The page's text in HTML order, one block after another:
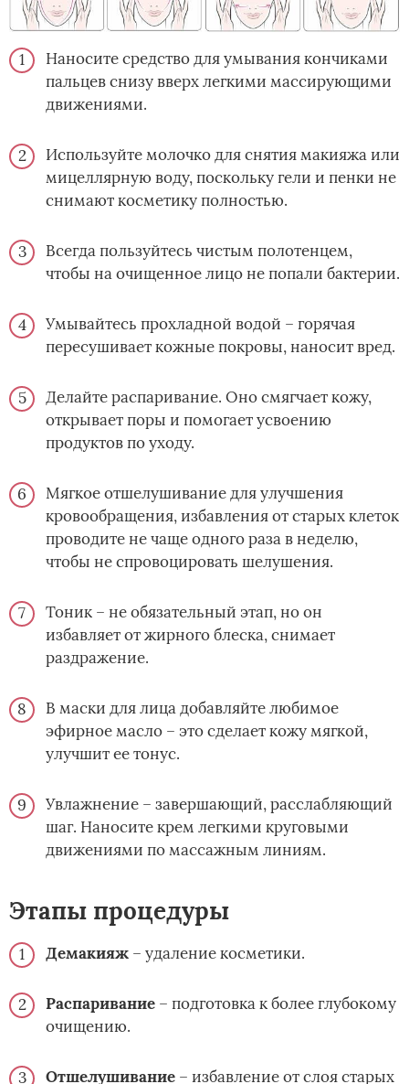
Наносите средство для умывания кончиками
пальцев снизу вверх легкими массирующими
движениями.
Используйте молочко для снятия макияжа или
мицеллярную воду, поскольку гели и пенки не
снимают косметику полностью.
Всегда пользуйтесь чистым полотенцем,
чтобы на очищенное лицо не попали бактерии.
Умывайтесь прохладной водой – горячая
пересушивает кожные покровы, наносит вред.
Делайте распаривание. Оно смягчает кожу,
открывает поры и помогает усвоению
продуктов по уходу.
Мягкое отшелушивание для улучшения
кровообращения, избавления от старых клеток
проводите не чаще одного раза в неделю,
чтобы не спровоцировать шелушения.
Тоник – не обязательный этап, но он
избавляет от жирного блеска, снимает
раздражение.
В маски для лица добавляйте любимое
эфирное масло – это сделает кожу мягкой,
улучшит ее тонус.
Увлажнение – завершающий, расслабляющий
шаг. Наносите крем легкими круговыми
движениями по массажным линиям.
Этапы процедуры
Демакияж – удаление косметики.
Распаривание – подготовка к более глубокому
очищению.
Отшелушивание – избавление от слоя старых